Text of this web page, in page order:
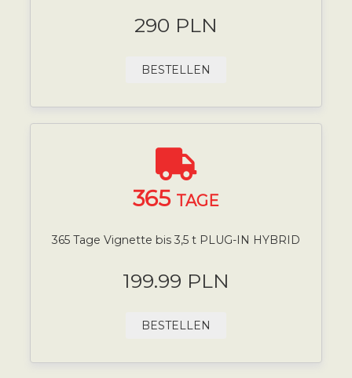
290 PLN
BESTELLEN
365 TAGE
365 Tage Vignette bis 3,5 t PLUG-IN HYBRID
199.99 PLN
BESTELLEN